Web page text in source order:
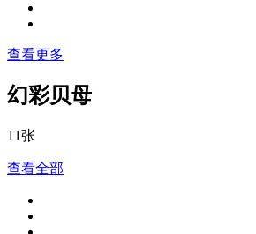
查看更多
幻彩贝母
11张
查看全部